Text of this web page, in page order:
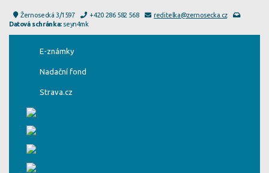
Žernosecká 3/1597 +420 286 582 568
reditelka@zernosecka.cz
Datová schránka:seyn4mk
E-známky
Nadační fond
Strava.cz